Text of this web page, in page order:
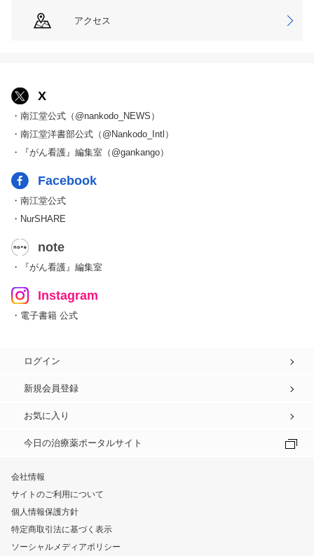
アクセス
X
・南江堂公式（@nankodo_NEWS）
・南江堂洋書部公式（@Nankodo_Intl）
・『がん看護』編集室（@gankango）
Facebook
・南江堂公式
・NurSHARE
note
・『がん看護』編集室
Instagram
・電子書籍 公式
ログイン
新規会員登録
お気に入り
今日の治療薬ポータルサイト
会社情報
サイトのご利用について
個人情報保護方針
特定商取引法に基づく表示
ソーシャルメディアポリシー